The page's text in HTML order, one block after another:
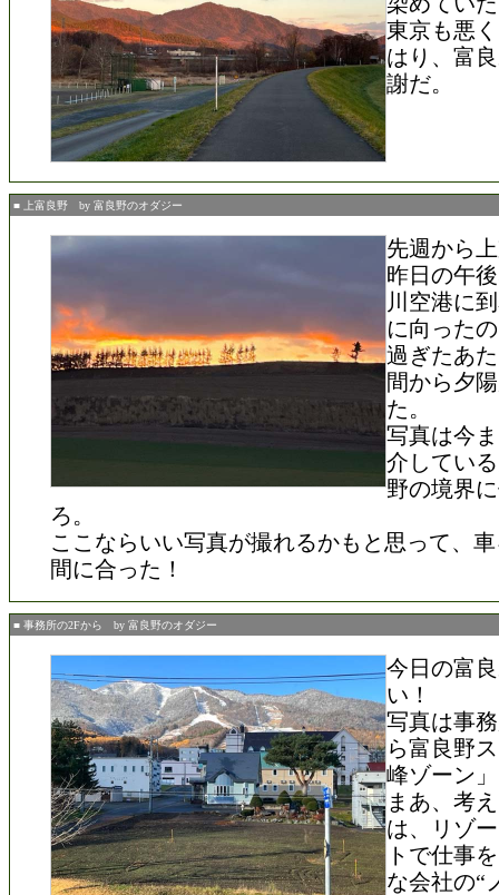
東京も悪
はり、富
謝だ。
■ 上富良野 by 富良野のオダジー
先週から
昨日の午
川空港に
に向った
過ぎたあ
間から夕
た。
写真は今
介してい
野の境界
ろ。
ここならいい写真が撮れるかもと思って、
間に合った！
■ 事務所の2Fから by 富良野のオダジー
今日の富
い！
写真は事
ら富良野
峰ゾーン
まあ、考
は、リゾ
トで仕事
な会社の“